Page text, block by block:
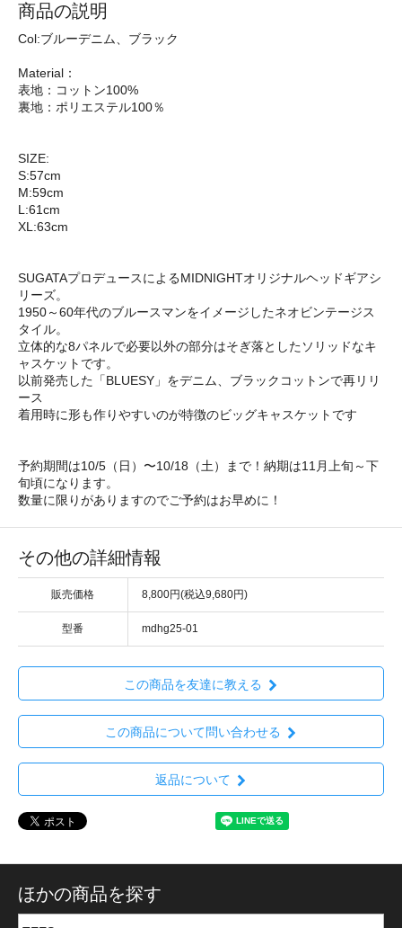
商品の説明
Col:ブルーデニム、ブラック
Material：
表地：コットン100%
裏地：ポリエステル100％
SIZE:
S:57cm
M:59cm
L:61cm
XL:63cm
SUGATAプロデュースによるMIDNIGHTオリジナルヘッドギアシ
リーズ。
1950～60年代のブルースマンをイメージしたネオビンテージス
タイル。
立体的な8パネルで必要以外の部分はそぎ落としたソリッドなキ
ャスケットです。
以前発売した「BLUESY」をデニム、ブラックコットンで再リリ
ース
着用時に形も作りやすいのが特徴のビッグキャスケットです
予約期間は10/5（日）〜10/18（土）まで！納期は11月上旬～下
旬頃になります。
数量に限りがありますのでご予約はお早めに！
その他の詳細情報
販売価格 8,800円(税込9,680円)
型番 mdhg25-01
この商品を友達に教える
この商品について問い合わせる
返品について
ほかの商品を探す